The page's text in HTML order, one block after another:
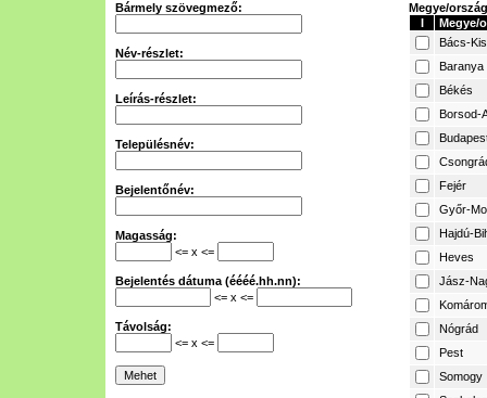
Bármely szövegmező:
Név-részlet:
Leírás-részlet:
Településnév:
Bejelentőnév:
Magasság:
<= x <=
Bejelentés dátuma (éééé.hh.nn):
<= x <=
Távolság:
<= x <=
Megye/
I
Megye/
Bács-
Baranya
Békés
Borsod-
Fejér
Győr-
Hajdú-
Heves
Jász-
Nógrád
Pest
Somogy